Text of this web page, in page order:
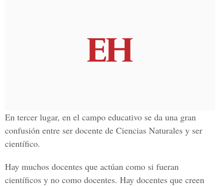
En tercer lugar, en el campo educativo se da una gran
confusión entre ser docente de Ciencias Naturales y ser
científico.
Hay muchos docentes que actúan como si fueran
científicos y no como docentes. Hay docentes que creen